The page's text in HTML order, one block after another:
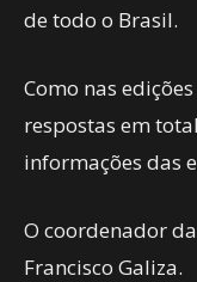
de todo o Brasil.
Como nas
respostas em
informações das
O coordenador
Francisco Galiza.